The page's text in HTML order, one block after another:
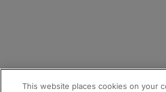
This website places cookies on your